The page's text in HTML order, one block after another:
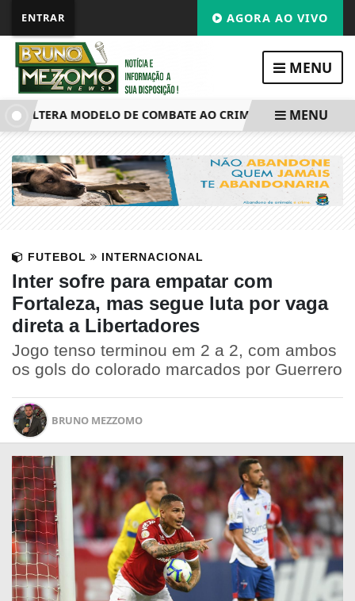
ENTRAR AGORA AO VIVO
MENU
ALTERA MODELO DE COMBATE AO CRIME NO RIO DE
MENU
FUTEBOL INTERNACIONAL
Inter sofre para empatar com
Fortaleza, mas segue luta por vaga
direta a Libertadores
Jogo tenso terminou em 2 a 2, com ambos
os gols do colorado marcados por Guerrero
BRUNO MEZZOMO